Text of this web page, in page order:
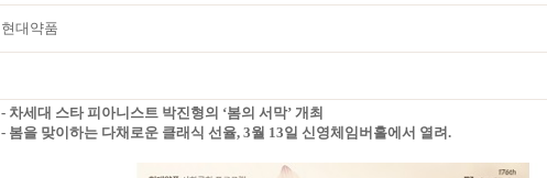
현대약품
- 차세대 스타 피아니스트 박진형의 ‘봄의 서막’ 개최
- 봄을 맞이하는 다채로운 클래식 선율, 3월 13일 신영체임버홀에서 열려.